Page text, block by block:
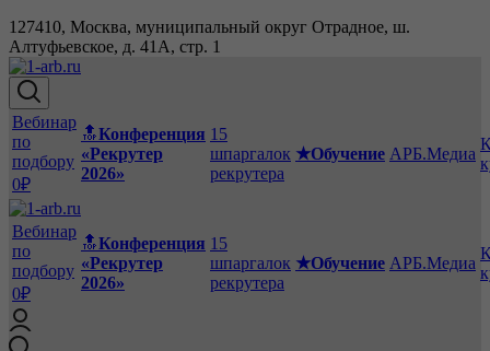
127410, Москва, муниципальный округ Отрадное, ш.
Алтуфьевское, д. 41А, стр. 1
Вебинар
по
подбору
0₽
🔝Конференция
«Рекрутер
2026»
15
шпаргалок
рекрутера
★Обучение АРБ.Медиа
Вебинар
по
подбору
0₽
🔝Конференция
«Рекрутер
2026»
15
шпаргалок
рекрутера
★Обучение АРБ.Медиа